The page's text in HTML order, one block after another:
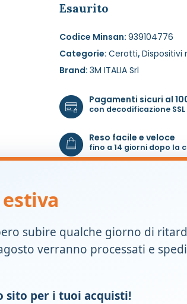
Esaurito
Codice Minsan: 939104776
Categorie: Cerotti, Dispositivi
Brand: 3M ITALIA Srl
Pagamenti sicuri al
con decodificazione SSL
Reso facile e veloce
fino a 14 giorni dopo la
subire qualche giorno di
verranno processati e
sito per i tuoi acquisti!